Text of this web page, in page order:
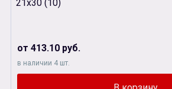
21х30 (10)
от 413.10 руб.
в наличии 4 шт.